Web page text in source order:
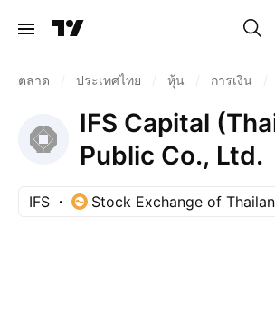
ตลาด ประเทศไทย หุ้น การเงิน
IFS Capital
Public Co., Ltd.
IFS Stock Exchange of